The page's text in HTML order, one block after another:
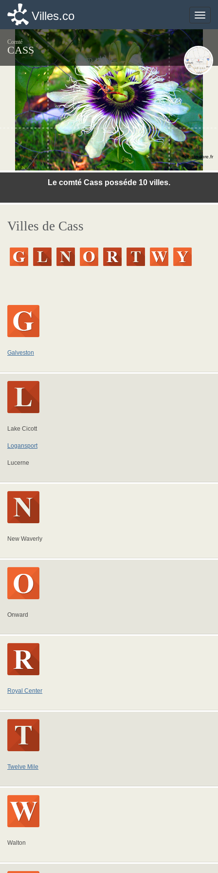
Toggle
Villes.co
Comté
CASS
Le comté Cass posséde 10 villes.
©photo-libre.fr
Villes de Cass
Galveston
Lake Cicott
Logansport
Lucerne
New Waverly
Onward
Royal Center
Twelve Mile
Walton
Toggle
Villes.co